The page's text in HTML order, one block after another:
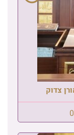
צדוק